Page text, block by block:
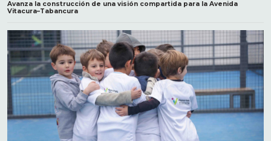
Avanza la construcción de una visión compartida para la Avenida
Vitacura–Tabancura